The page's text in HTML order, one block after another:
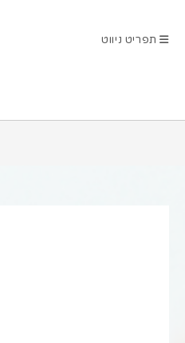
תפריט ניווט